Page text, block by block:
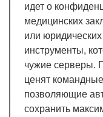
идет о
медицинских
или
инструменты,
чужие серверы.
ценят
позволяющие
сохранить